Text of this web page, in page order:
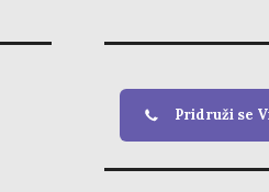
Pridruži se